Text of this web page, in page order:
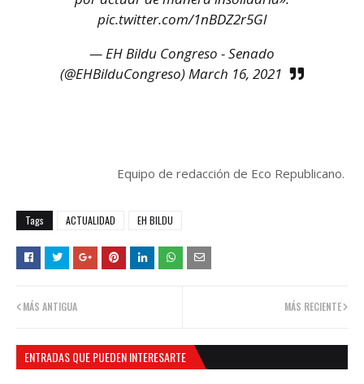
pic.twitter.com/1nBDZ2r5Gl
— EH Bildu Congreso - Senado
(@EHBilduCongreso)March 16, 2021
Equipo de redacción de Eco Republicano.
Tags ACTUALIDAD EH BILDU
MÁS RECIENTE
MÁS ANTIGUA
ENTRADAS QUE PUEDEN INTERESARTE